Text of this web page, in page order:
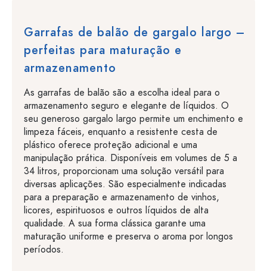
Garrafas de balão de gargalo largo –
perfeitas para maturação e
armazenamento
As garrafas de balão são a escolha ideal para o
armazenamento seguro e elegante de líquidos. O
seu generoso gargalo largo permite um enchimento e
limpeza fáceis, enquanto a resistente cesta de
plástico oferece proteção adicional e uma
manipulação prática. Disponíveis em volumes de 5 a
34 litros, proporcionam uma solução versátil para
diversas aplicações. São especialmente indicadas
para a preparação e armazenamento de vinhos,
licores, espirituosos e outros líquidos de alta
qualidade. A sua forma clássica garante uma
maturação uniforme e preserva o aroma por longos
períodos.